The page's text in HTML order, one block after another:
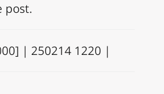
post.
| 250214 1220 |